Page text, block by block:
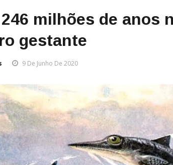
milhões de anos
gestante
9 De Junho De 2020